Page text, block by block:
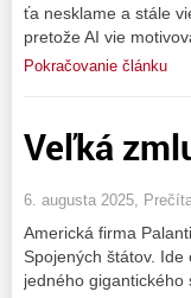
ťa nesklame a stále
pretože AI vie
Pokračovanie článku
Veľká
6. augusta 2025,
Americká firma
Spojených štátov.
jedného